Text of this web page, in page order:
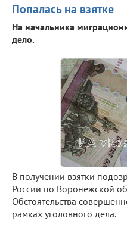
Попалась на взятке
На начальника
дело.
В получении взятки
России по Воронежской
Обстоятельства
рамках уголовного дела.